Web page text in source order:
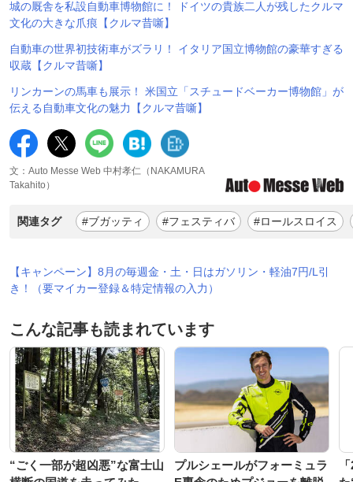
城の厩舎を私設自動車博物館に！ ドイツの貴族二人が残したクルマ
文化の大きな爪痕【クルマ昔噺】
自動車の世界初技術車がズラリ！ イタリア国立博物館の豪華すぎる
収蔵【クルマ昔噺】
リンカーンの馬車も展示！ 米国立「スチュードベーカー博物館」が
伝える自動車文化の魅力【クルマ昔噺】
文：Auto Messe Web 中村孝仁（NAKAMURA
Takahito）
関連タグ #ブガッティ #フェスティバ #ロールスロイス
【キャンペーン】8月の毎週金・土・日はガソリン・軽油7円/L引
き！（要マイカー登録＆特定情報の入力）
こんな記事も読まれています
“ごく一部が超凶悪”な富士山
プルシェールがフォーミュラ